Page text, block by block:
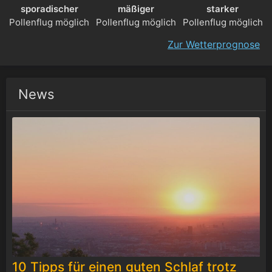
sporadischer
Pollenflug möglich
mäßiger
Pollenflug möglich
starker
Pollenflug möglich
Zur Wetterprognose
News
10 Tipps für einen guten Schlaf trotz